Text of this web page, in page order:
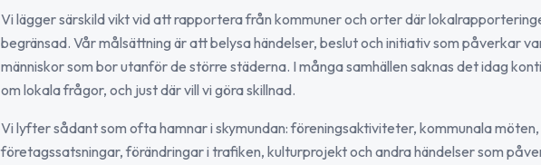
Vi lägger särskild vikt vid att rapportera från kommuner och orter där
begränsad. Vår målsättning är att belysa händelser, beslut och initiativ som påverkar
människor som bor utanför de större städerna. I många samhällen saknas det idag
om lokala frågor, och just där vill vi göra skillnad.
Vi lyfter sådant som ofta hamnar i skymundan: föreningsaktiviteter, kommunala
företagssatsningar, förändringar i trafiken, kulturprojekt och andra händelser som